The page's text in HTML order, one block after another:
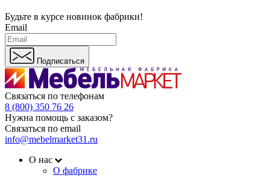
Будьте в курсе новинок фабрики!
Email
Подписаться
Связаться по телефонам
8 (800) 350 76 26
Нужна помощь с заказом?
Связаться по email
info@mebelmarket31.ru
О нас
О фабрике